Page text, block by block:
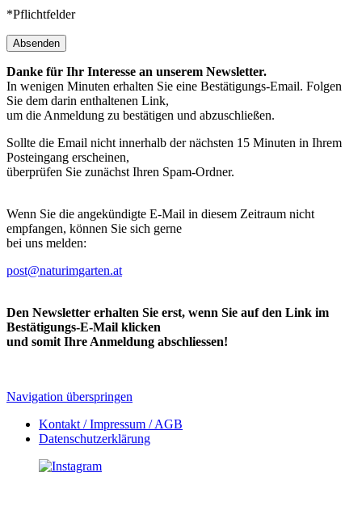
*Pflichtfelder
Absenden
Danke für Ihr Interesse an unserem Newsletter.
In wenigen Minuten erhalten Sie eine Bestätigungs-Email. Folgen
Sie dem darin enthaltenen Link,
um die Anmeldung zu bestätigen und abzuschließen.
Sollte die Email nicht innerhalb der nächsten 15 Minuten in Ihrem
Posteingang erscheinen,
überprüfen Sie zunächst Ihren Spam-Ordner.
Wenn Sie die angekündigte E-Mail in diesem Zeitraum nicht
empfangen, können Sie sich gerne
bei uns melden:
post@naturimgarten.at
Den Newsletter erhalten Sie erst, wenn Sie auf den Link im
Bestätigungs-E-Mail klicken
und somit Ihre Anmeldung abschliessen!
Navigation überspringen
Kontakt / Impressum / AGB
Datenschutzerklärung